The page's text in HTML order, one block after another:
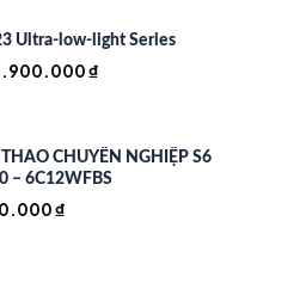
Ultra-low-light Series
₫.
₫
là:
4.900.000 ₫.
CHUYÊN NGHIỆP S6
– 6C12WFBS
₫